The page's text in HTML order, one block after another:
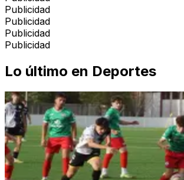
Publicidad
Publicidad
Publicidad
Publicidad
Lo último en Deportes